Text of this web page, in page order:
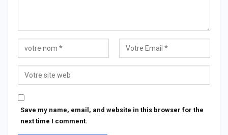
Save my name, email, and website in this browser for the
next time I comment.